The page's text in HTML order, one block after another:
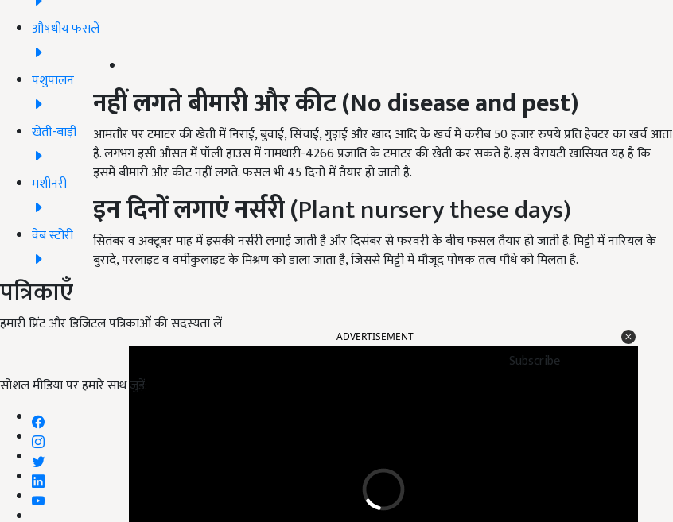
औषधीय फसलें
पशुपालन
खेती-बाड़ी
मशीनरी
वेब स्टोरी
पत्रिकाएँ
हमारी प्रिंट और डिजिटल पत्रिकाओं की सदस्यता लें
Subscribe
सोशल मीडिया पर हमारे साथ जुड़ें:
नहीं लगते बीमारी और कीट (No disease and pest)
आमतौर पर टमाटर की खेती में निराई, बुवाई, सिंचाई, गुड़ाई और खाद आदि के खर्च में करीब 50 हजार रुपये प्रति हेक्टर का खर्च आता
है. लगभग इसी औसत में पॉली हाउस में नामधारी-4266 प्रजाति के टमाटर की खेती कर सकते हैं. इस वैरायटी खासियत यह है कि
इसमें बीमारी और कीट नहीं लगते. फसल भी 45 दिनों में तैयार हो जाती है.
इन दिनों लगाएं नर्सरी (Plant nursery these days)
सितंबर व अक्टूबर माह में इसकी नर्सरी लगाई जाती है और दिसंबर से फरवरी के बीच फसल तैयार हो जाती है. मिट्टी में नारियल के
बुरादे, परलाइट व वर्मीकुलाइट के मिश्रण को डाला जाता है, जिससे मिट्टी में मौजूद पोषक तत्व पौधे को मिलता है.